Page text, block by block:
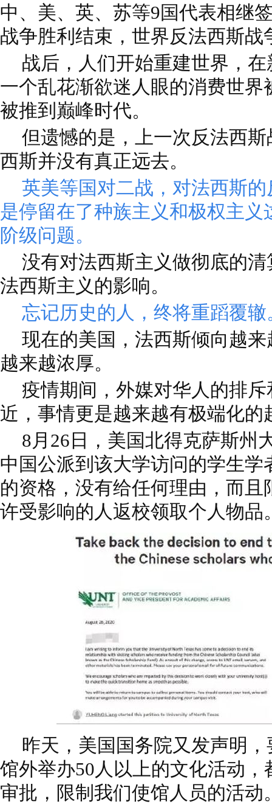
中、美、英、苏等9国代表相继
战争胜利结束，世界反法西斯战
战后，人们开始重建世界，
一个乱花渐欲迷人眼的消费世
被推到巅峰时代。
但遗憾的是，上一次反法西
西斯并没有真正远去。
英美等国对二战，对法西斯
是停留在了种族主义和极权主
阶级问题。
没有对法西斯主义做彻底的
法西斯主义的影响。
忘记历史的人，终将重蹈覆辙
现在的美国，法西斯倾向越
越来越浓厚。
疫情期间，外媒对华人的排
近，事情更是越来越有极端化的
8月26日，美国北得克萨斯州
中国公派到该大学访问的学生
的资格，没有给任何理由，而
许受影响的人返校领取个人物品
昨天，美国国务院又发声明
馆外举办50人以上的文化活动
审批，限制我们使馆人员的活动